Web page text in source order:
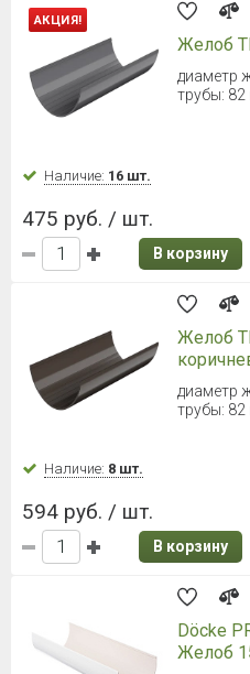
АКЦИЯ!
Желоб
диаметр
трубы:
Наличие: 16 шт.
475 руб. / шт.
В корзину
Желоб
диаметр
трубы:
Наличие: 8 шт.
594 руб. / шт.
В корзину
Döcke
Желоб